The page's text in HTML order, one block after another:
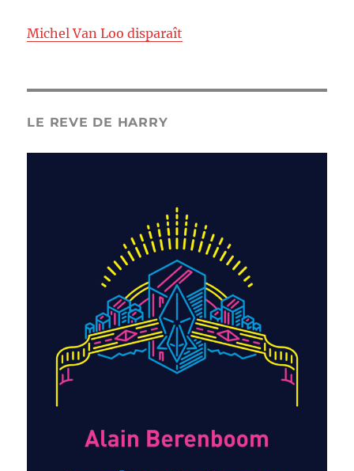
Michel Van Loo disparaît
LE REVE DE HARRY